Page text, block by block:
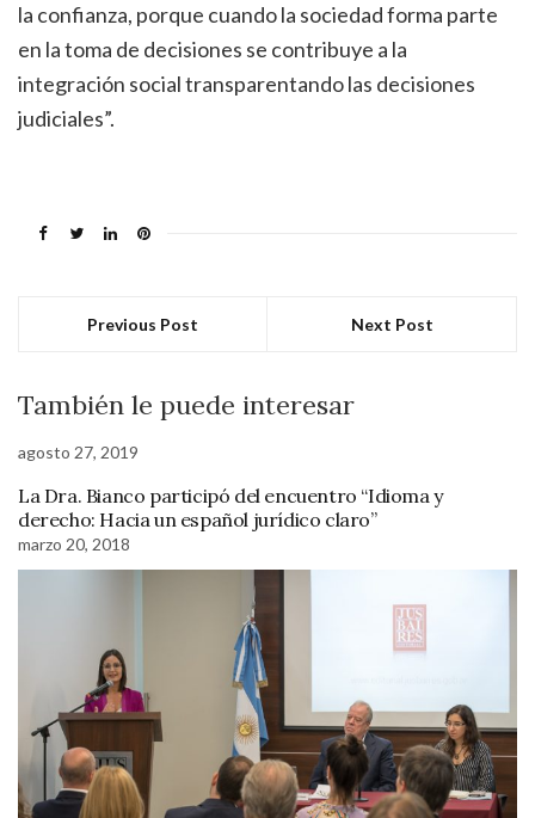
la confianza, porque cuando la sociedad forma parte
en la toma de decisiones se contribuye a la
integración social transparentando las decisiones
judiciales”.
Previous Post Next Post
También le puede interesar
agosto 27, 2019
La Dra. Bianco participó del encuentro “Idioma y
derecho: Hacia un español jurídico claro”
marzo 20, 2018